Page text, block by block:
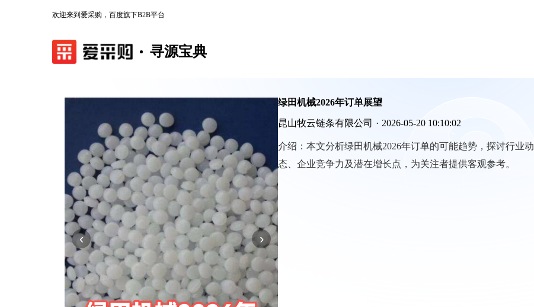
欢迎来到爱采购，百度旗下B2B平台
寻源宝典
‹ ›
绿田机械2026年订单展望
昆山牧云链条有限公司 · 2026-05-20 10:10:02
介绍： 本文分析绿田机械2026年订单的可能趋势，探讨行业动
态、企业竞争力及潜在增长点，为关注者提供客观参考。